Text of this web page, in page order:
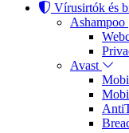
Vírusirtók és
Ashampoo
Avast